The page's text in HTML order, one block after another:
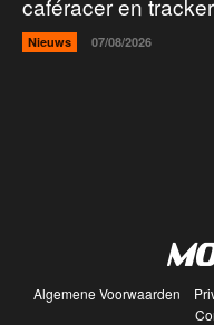
caféracer en
Nieuws 07/08/2026
Algemene Voorwaarden